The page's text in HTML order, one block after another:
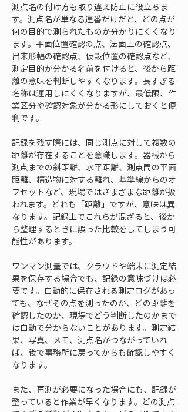
測点名の付け方も取り違え防止に役立ちま
す。測点名が単なる連番だけだと、どの点が
何の目的で測られたものか分かりにくくなり
ます。平面位置確認の点、法面上の確認点、
出来形幅の確認点、仮設位置の確認点など、
測定目的が分かる名前を付けると、後から距
離の意味を判断しやすくなります。長すぎる
名称は運用しにくくなりますが、最低限、作
業区分や確認対象が分かる形にしておくと便
利です。
記録を残す際には、同じ測点に対して複数の
距離が存在することを意識します。器械から
測点までの斜距離、水平距離、測点間の平面
距離、構造物に対する離れ、基準線からのオ
フセットなど、現場ではさまざまな距離が扱
われます。どれも「距離」ですが、意味は異
なります。記録上でこれらが混ざると、後か
ら整理するときに誤った比較をしてしまう可
能性があります。
ワンマン測量では、クラウドや端末に測定結
果を保存する場合でも、記録の意味づけは必
要です。自動的に保存される測定ログがあっ
ても、なぜその点を測ったのか、どの距離を
確認したのか、現場でどう判断したのかまで
は自動で分からないことがあります。測定結
果、写真、メモ、測点名がつながっていれ
ば、後で事務所に戻ってからも確認しやすく
なります。
また、再測が必要になった場合にも、記録が
整っていると作業が早くなります。どの測点